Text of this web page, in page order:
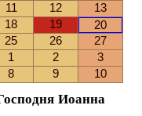
11 12
13
18 19
20
25 26
27
1 2
3
8 9 10
Иоанна